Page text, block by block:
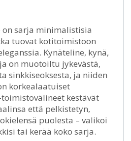
on sarja minimalistisia
tuovat kotitoimistoon
Kynäteline, kynä,
on muotoiltu jykevästä,
sinkkiseoksesta, ja niiden
korkealaatuiset
kestävät
että pelkistetyn,
puolesta – valikoi
tai kerää koko sarja.